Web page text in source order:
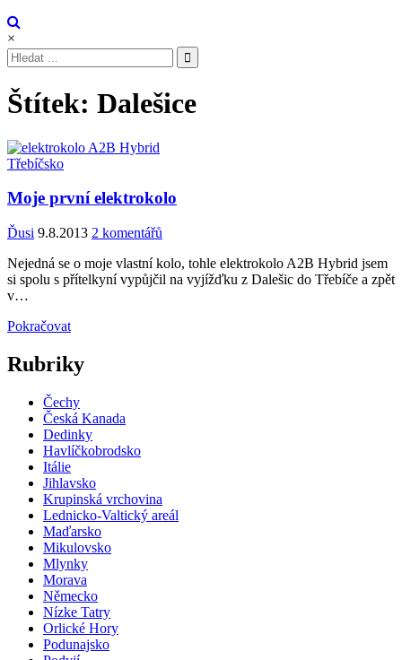
×
Hledat:
Štítek: Dalešice
Posted
Třebíčsko
Moje první elektrokolo
Ďusi 9.8.2013 2 komentářů
Nejedná se o moje vlastní kolo, tohle elektrokolo A2B Hybrid jsem
si spolu s přítelkyní vypůjčil na vyjížďku z Dalešic do Třebíče a zpět
v…
Pokračovat
Rubriky
Čechy
Česká Kanada
Dedinky
Havlíčkobrodsko
Itálie
Jihlavsko
Krupinská vrchovina
Lednicko-Valtický areál
Maďarsko
Mikulovsko
Mlynky
Morava
Německo
Nízke Tatry
Orlické Hory
Podunajsko